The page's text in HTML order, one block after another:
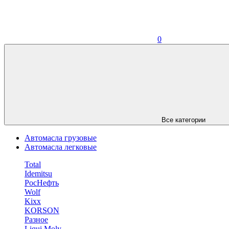
0
Все категории
Автомасла грузовые
Автомасла легковые
Total
Idemitsu
РосНефть
Wolf
Kixx
KORSON
Разное